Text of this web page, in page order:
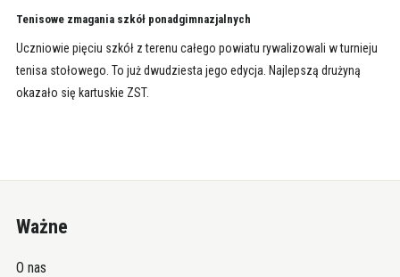
Tenisowe zmagania szkół ponadgimnazjalnych
Uczniowie pięciu szkół z terenu całego powiatu rywalizowali w turnieju
tenisa stołowego. To już dwudziesta jego edycja. Najlepszą drużyną
okazało się kartuskie ZST.
Ważne
O nas